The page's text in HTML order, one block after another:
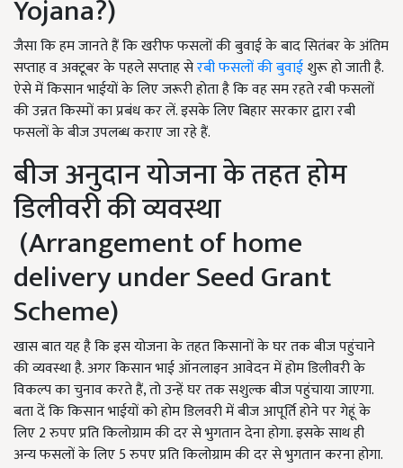
Yojana?)
जैसा कि हम जानते हैं कि खरीफ फसलों की बुवाई के बाद सितंबर के अंतिम
सप्ताह व अक्टूबर के पहले सप्ताह सेरबी फसलों की बुवाईशुरू हो जाती है.
ऐसे में किसान भाईयों के लिए जरूरी होता है कि वह सम रहते रबी फसलों
की उन्नत किस्मों का प्रबंध कर लें. इसके लिए बिहार सरकार द्वारा रबी
फसलों के बीज उपलब्ध कराए जा रहे हैं.
बीज अनुदान योजना के तहत होम
डिलीवरी की व्यवस्था
(Arrangement of home
delivery under Seed Grant
Scheme)
खास बात यह है कि इस योजना के तहत किसानों के घर तक बीज पहुंचाने
की व्यवस्था है. अगर किसान भाई ऑनलाइन आवेदन में होम डिलीवरी के
विकल्प का चुनाव करते हैं, तो उन्हें घर तक सशुल्क बीज पहुंचाया जाएगा.
बता दें कि किसान भाईयों को होम डिलवरी में बीज आपूर्ति होने पर गेहूं के
लिए 2 रुपए प्रति किलोग्राम की दर से भुगतान देना होगा. इसके साथ ही
अन्य फसलों के लिए 5 रुपए प्रति किलोग्राम की दर से भुगतान करना होगा.